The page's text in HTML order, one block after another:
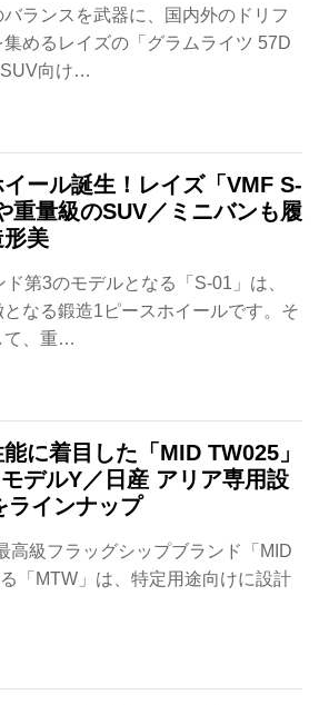
ランスを武器に、国内外のドリフ
集めるレイズの「グラムライツ 57D
SUV向け…
ール誕生！レイズ「VMF S-
重量級のSUV／ミニバンも履
美
第3のモデルとなる「S-01」は、
なる鍛造1ピースホイールです。そ
て、重…
に着目した「MID TW025」
デルY／日産 アリア専用設
ラインナップ
高級フラッグシップブランド「MID
「MTW」は、特定用途向けに設計